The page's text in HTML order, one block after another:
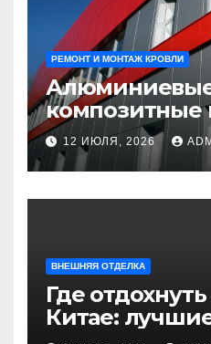
РЕМОНТ И МОНТАЖ КРОВЛИ
композитные
для
12 ИЮЛЯ, 2026
ВНЕШНЯЯ ОТДЕЛКА
Где
Китае: